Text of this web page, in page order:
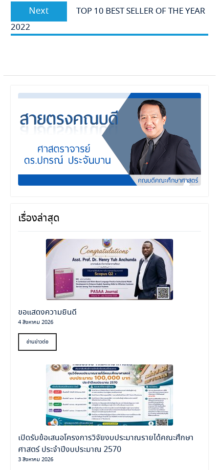
Next
Next
post:
TOP 10 BEST SELLER OF THE YEAR
2022
เรื่องล่าสุด
ขอแสดงความยินดี
4 สิงหาคม 2026
อ่านข่าวต่อ
เปิดรับข้อเสนอโครงการวิจัยงบประมาณรายได้คณะศึกษา
ศาสตร์ ประจำปีงบประมาณ 2570
3 สิงหาคม 2026